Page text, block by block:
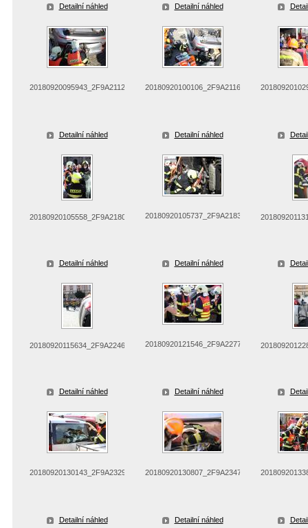
Detailní náhled Detailní náhled
20180920095943_2F9A2112
Detailní náhled
20180920100106_2F9A2116
Detailní náhled
20180920105558_2F9A2180
Detailní náhled
20180920105737_2F9A2183
Detailní náhled
20180920115634_2F9A2246
Detailní náhled
20180920121546_2F9A2277
Detailní náhled
20180920130143_2F9A2329
Detailní náhled
20180920130807_2F9A2347
Detailní náhled